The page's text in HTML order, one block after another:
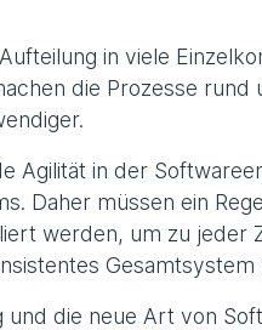
in viele
die Prozesse
Agilität in der
Daher müssen ein
werden, um zu jeder
Gesamtsystem
und die neue Art von